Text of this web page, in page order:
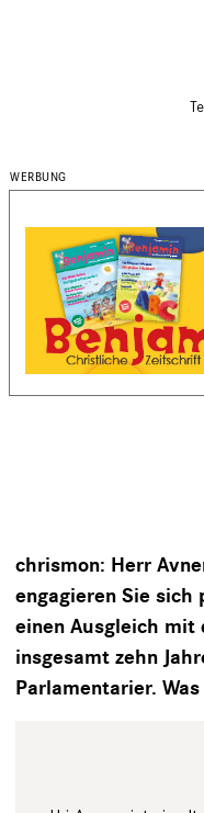
chrismon: Herr
engagieren Sie
einen Ausgleich mit
insgesamt zehn
Parlamentarier.